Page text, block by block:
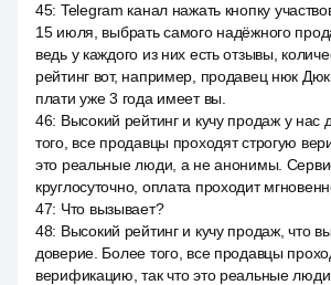
45: Telegram канал нажать кнопку
15 июля, выбрать самого надёжного
ведь у каждого из них есть отзывы,
рейтинг вот, например, продавец нюк
плати уже 3 года имеет вы.
46: Высокий рейтинг и кучу продаж у нас
того, все продавцы проходят строгую
это реальные люди, а не анонимы.
круглосуточно, оплата проходит
47: Что вызывает?
48: Высокий рейтинг и кучу продаж, что
доверие. Более того, все продавцы
верификацию, так что это реальные